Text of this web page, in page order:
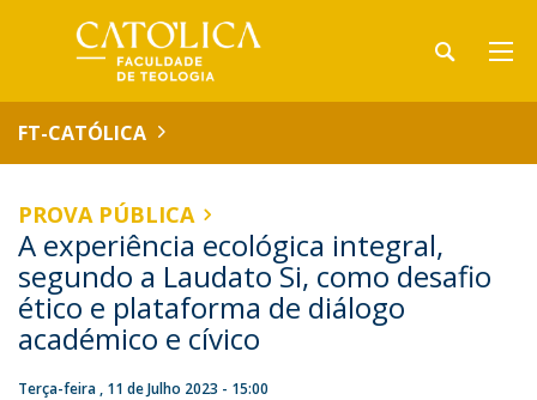
FT-CATÓLICA
PROVA PÚBLICA
A experiência ecológica integral,
segundo a Laudato Si, como desafio
ético e plataforma de diálogo
académico e cívico
Terça-feira , 11 de Julho 2023 - 15:00